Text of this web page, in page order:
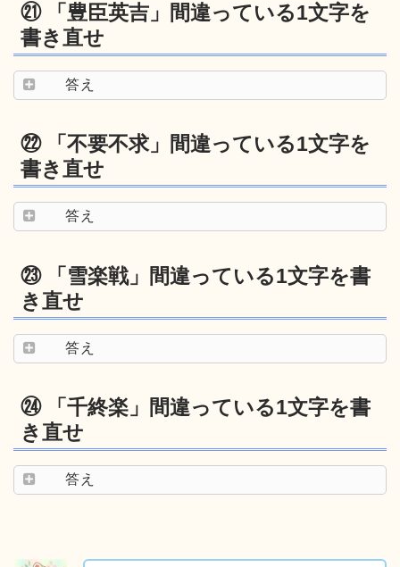
㉑ 「豊臣英吉」間違っている1文字を
書き直せ
答え
㉒ 「不要不求」間違っている1文字を
書き直せ
答え
㉓ 「雪楽戦」間違っている1文字を書
き直せ
答え
㉔ 「千終楽」間違っている1文字を書
き直せ
答え